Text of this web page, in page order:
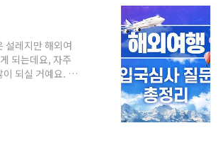
설레지만 해외여
되는데요, 자주
되실 거예요. 목
문:직업이 뭐예